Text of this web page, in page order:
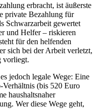
erbracht, ist äußerste
private Bezahlung für
Schwarzarbeit gewertet
und Helfer – riskieren
für den helfenden
sich bei der Arbeit verletzt,
vorliegt.
jedoch legale Wege: Eine
(bis 520 Euro
haushaltsnaher
Wer diese Wege geht,